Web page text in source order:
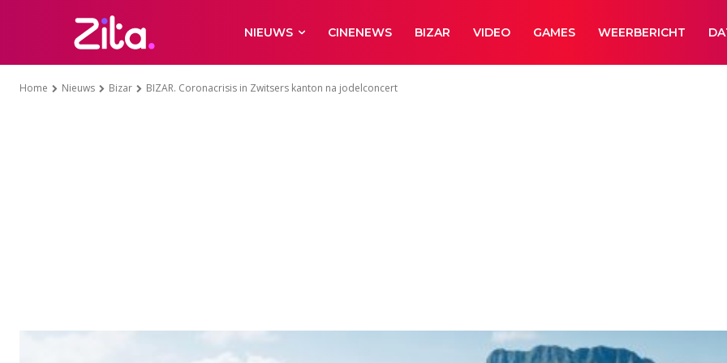
NIEUWS CINENEWS BIZAR VIDEO GAMES WEERBERICHT
Home Nieuws Bizar BIZAR. Coronacrisis in Zwitsers kanton na jodelconcert